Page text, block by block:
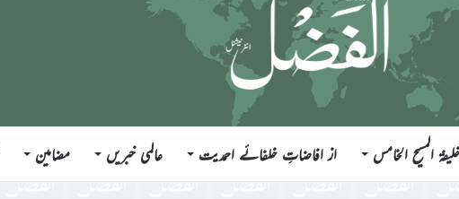
المسیح الخامس از افاضاتِ خلفائے احمدیت عالمی خبریں مضامین